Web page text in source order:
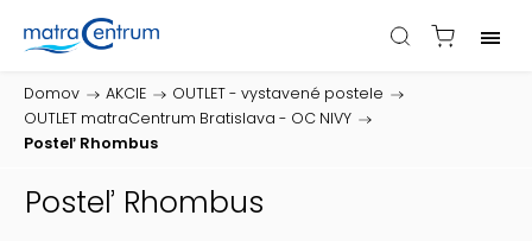
Domov / AKCIE / OUTLET - vystavené postele /
OUTLET matraCentrum Bratislava - OC NIVY /
Posteľ Rhombus
Posteľ Rhombus